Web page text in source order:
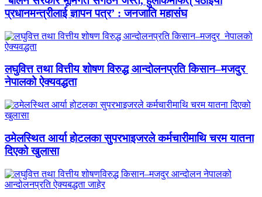
प्रधानमन्त्रीलाई ज्ञापन पत्र’ : जनजाति महासंघ
लघुवित्त तथा वित्तीय शोषण विरुद्ध आन्दोलनप्रति किसान–मजदुर
नेपालको ऐक्यवद्धता
ठमेलस्थित आर्या होटलका सुपरभाइजरले कर्मचारीमाथि चरम यातना
दिएको खुलासा